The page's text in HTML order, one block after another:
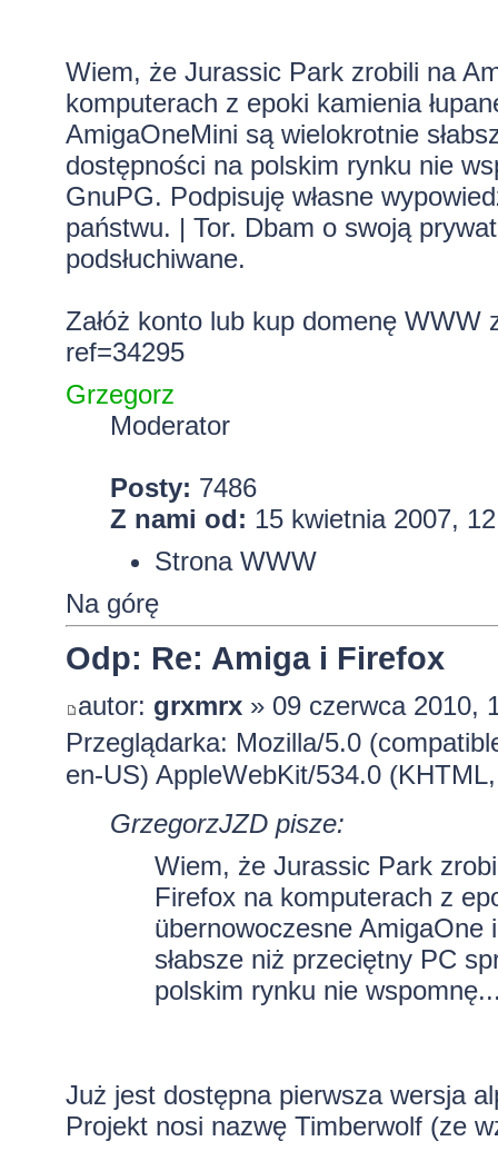
Wiem, że Jurassic Park zrobili na
komputerach z epoki kamienia
AmigaOneMini są wielokrotnie
dostępności na polskim rynku nie
GnuPG. Podpisuję własne
państwu. | Tor. Dbam o swoją
podsłuchiwane.
Załóż konto lub kup domenę
ref=34295
Grzegorz
Moderator
Posty: 7486
Z nami od: 15 kwietnia 2007,
Strona WWW
Na górę
Odp: Re: Amiga i Firefox
autor: grxmrx» 09 czerwca 2010,
Przeglądarka: Mozilla/5.0
en-US) AppleWebKit/534.0
GrzegorzJZD pisze:
Wiem, że Jurassic Park
Firefox na komputerach z
übernowoczesne AmigaOne
słabsze niż przeciętny PC
polskim rynku nie
Już jest dostępna pierwsza wersja
Projekt nosi nazwę Timberwolf (ze